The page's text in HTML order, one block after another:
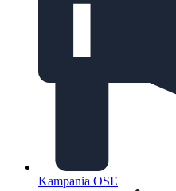
Kampania OSE